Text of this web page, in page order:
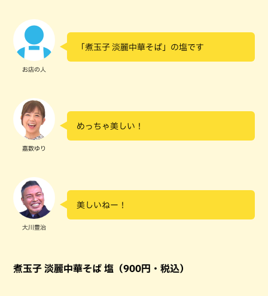
お店の人
「煮玉子 淡麗中華そば」の塩です
嘉数ゆり
めっちゃ美しい！
大川豊治
美しいねー！
煮玉子 淡麗中華そば 塩（900円・税込）